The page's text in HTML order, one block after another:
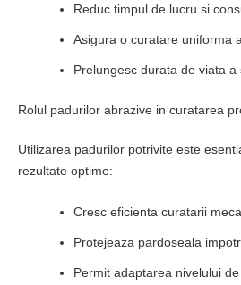
Reduc timpul de lucru si
Asigura o curatare uniforma
Prelungesc durata de viata a
Rolul padurilor abrazive in curatarea
Utilizarea padurilor potrivite este
rezultate optime:
Cresc eficienta curatarii
Protejeaza pardoseala
Permit adaptarea nivelului